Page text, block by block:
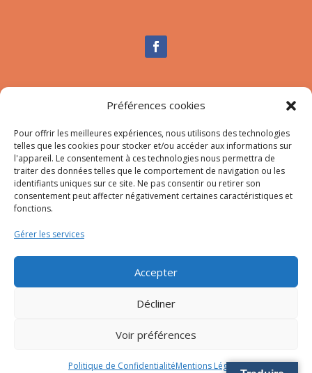
Préférences cookies
Pour offrir les meilleures expériences, nous utilisons des technologies
telles que les cookies pour stocker et/ou accéder aux informations sur
l'appareil. Le consentement à ces technologies nous permettra de
traiter des données telles que le comportement de navigation ou les
identifiants uniques sur ce site. Ne pas consentir ou retirer son
consentement peut affecter négativement certaines caractéristiques et
fonctions.
Gérer les services
Accepter
Décliner
Voir préférences
Politique de ConfidentialitéMentions Légales
Nous contacter
Mail:secretariat-mairie@afa.corsica
Adresse :785 Strada d’Afà – Merria 20167 Afa
© 2023 Mairie d’Afa – Réalisation